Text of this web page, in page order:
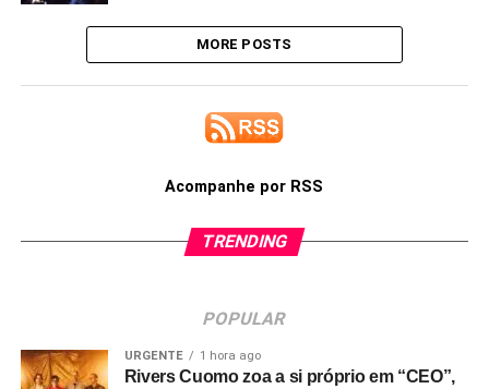
MORE POSTS
Acompanhe por RSS
TRENDING
POPULAR
URGENTE 1 hora ago
Rivers Cuomo zoa a si próprio em “CEO”,